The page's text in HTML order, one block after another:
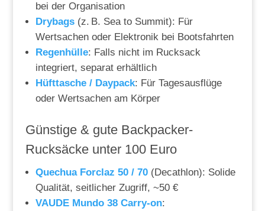
bei der Organisation
Drybags(z. B. Sea to Summit): Für
Wertsachen oder Elektronik bei Bootsfahrten
Regenhülle: Falls nicht im Rucksack
integriert, separat erhältlich
Hüfttasche / Daypack: Für Tagesausflüge
oder Wertsachen am Körper
Günstige & gute Backpacker-
Rucksäcke unter 100 Euro
Quechua Forclaz 50 / 70(Decathlon): Solide
Qualität, seitlicher Zugriff, ~50 €
VAUDE Mundo 38 Carry-on: